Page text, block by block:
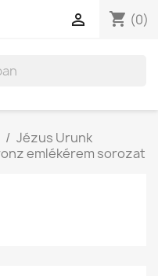
shopping_cart (0)

Jézus Urunk
emlékérem sorozat